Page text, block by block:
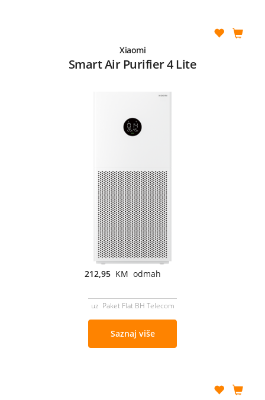
Xiaomi
Smart Air Purifier 4 Lite
212,95 KM odmah
uz Paket Flat BH Telecom
Saznaj više